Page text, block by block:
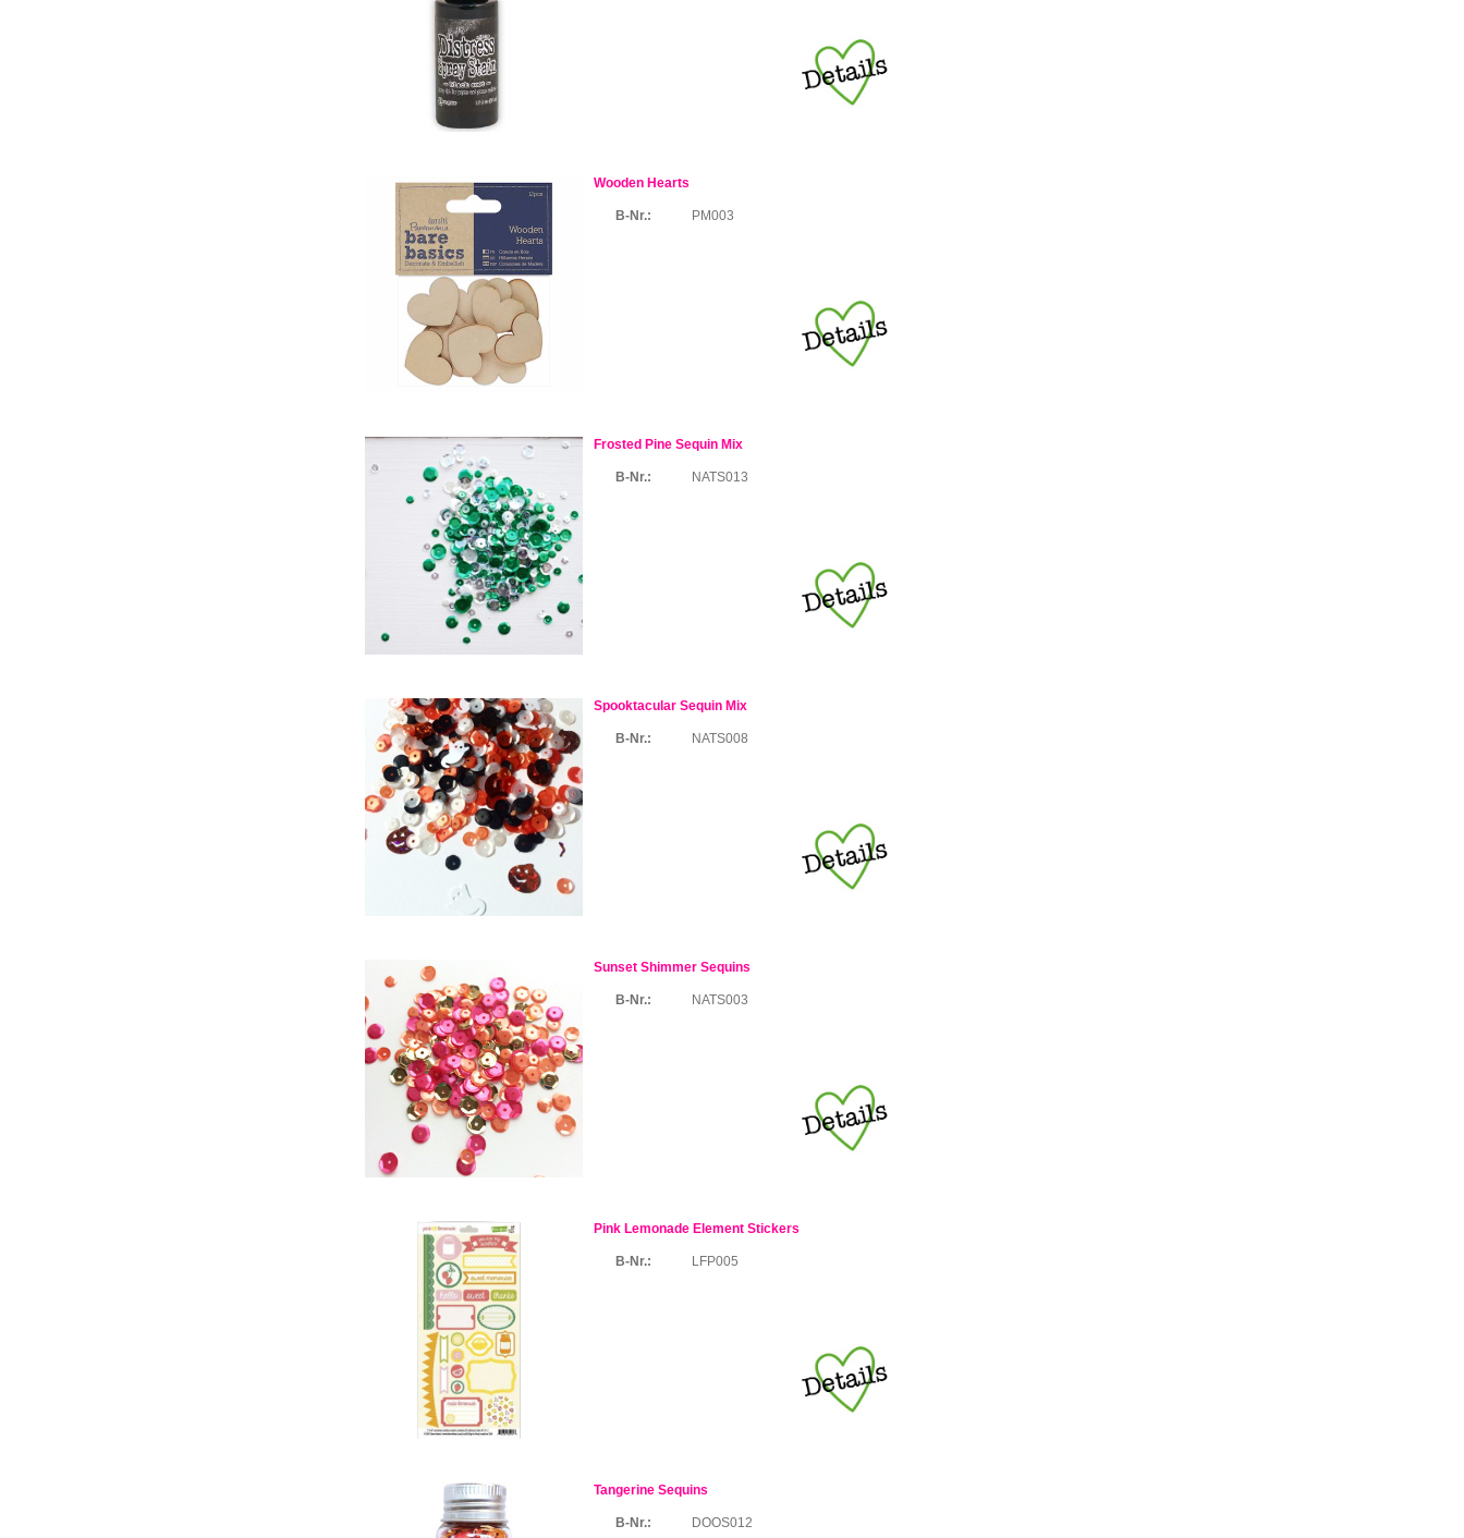
Wooden Hearts
B-Nr.: PM003
Frosted Pine Sequin Mix
B-Nr.: NATS013
Spooktacular Sequin Mix
B-Nr.: NATS008
Sunset Shimmer Sequins
B-Nr.: NATS003
Pink Lemonade Element Stickers
B-Nr.: LFP005
Tangerine Sequins
B-Nr.: DOOS012